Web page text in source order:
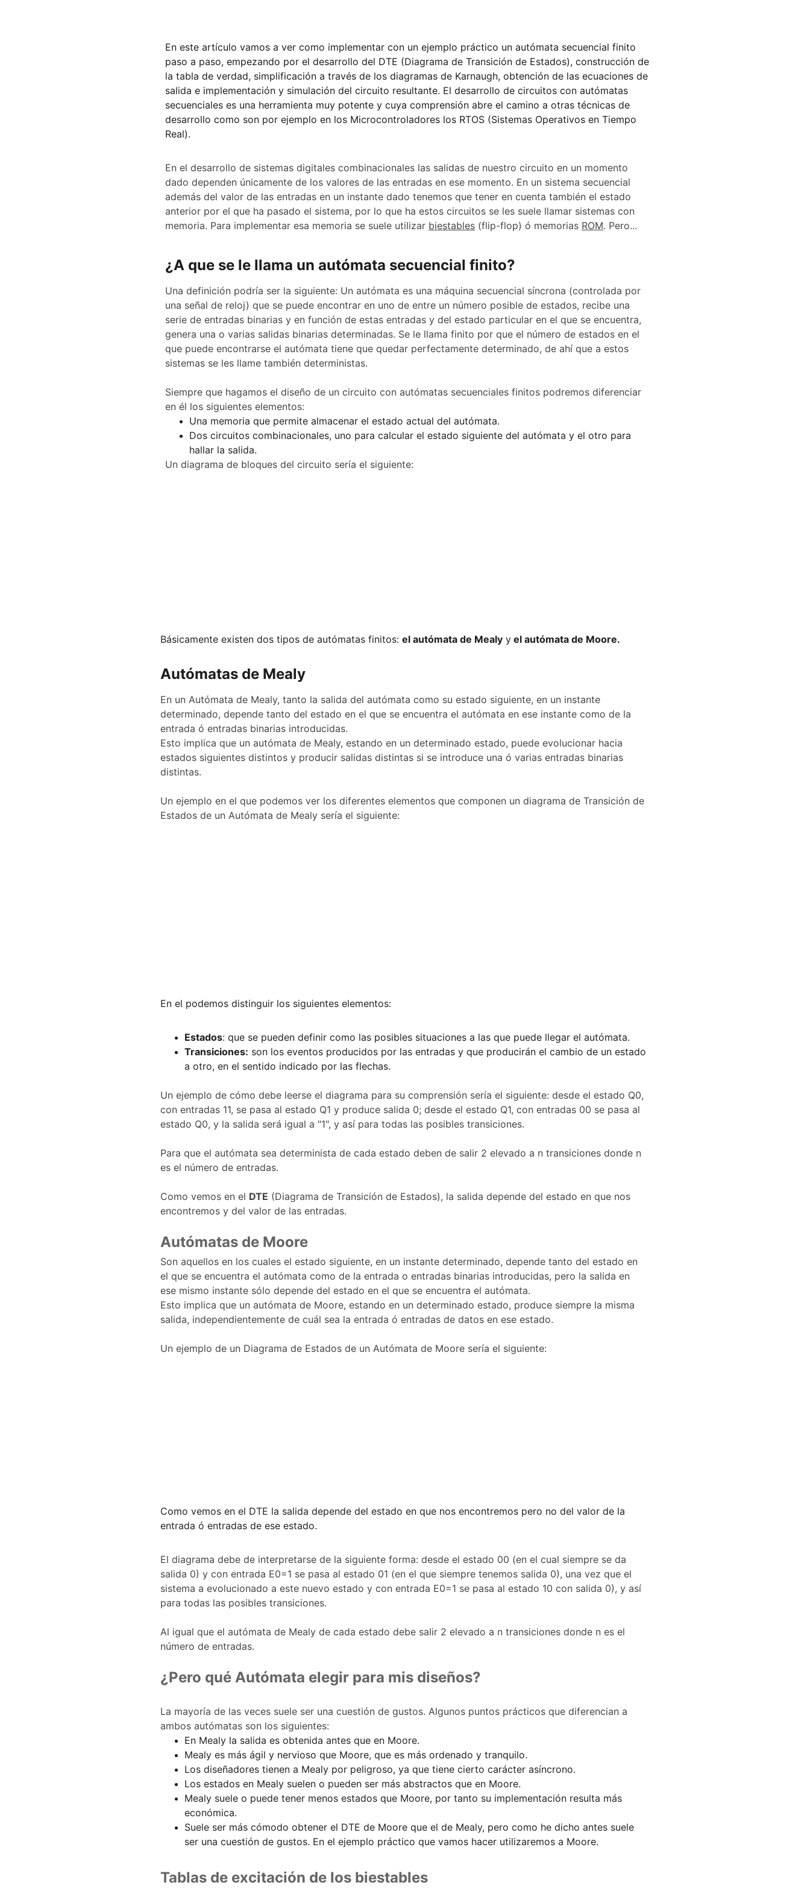
En este artículo vamos a ver como implementar con un ejemplo práctico un autómata secuencial finito
paso a paso, empezando por el desarrollo del DTE (Diagrama de Transición de Estados), construcción de
la tabla de verdad, simplificación a través de los diagramas de Karnaugh, obtención de las ecuaciones de
salida e implementación y simulación del circuito resultante. El desarrollo de circuitos con autómatas
secuenciales es una herramienta muy potente y cuya comprensión abre el camino a otras técnicas de
desarrollo como son por ejemplo en los Microcontroladores los RTOS (Sistemas Operativos en Tiempo
Real).
En el desarrollo de sistemas digitales combinacionales las salidas de nuestro circuito en un momento
dado dependen únicamente de los valores de las entradas en ese momento. En un sistema secuencial
además del valor de las entradas en un instante dado tenemos que tener en cuenta también el estado
anterior por el que ha pasado el sistema, por lo que ha estos circuitos se les suele llamar sistemas con
memoria. Para implementar esa memoria se suele utilizar biestables (flip-flop) ó memorias ROM. Pero...
¿A que se le llama un autómata secuencial finito?
Una definición podría ser la siguiente: Un autómata es una máquina secuencial síncrona (controlada por
una señal de reloj) que se puede encontrar en uno de entre un número posible de estados, recibe una
serie de entradas binarias y en función de estas entradas y del estado particular en el que se encuentra,
genera una o varias salidas binarias determinadas. Se le llama finito por que el número de estados en el
que puede encontrarse el autómata tiene que quedar perfectamente determinado, de ahí que a estos
sistemas se les llame también deterministas.
Siempre que hagamos el diseño de un circuito con autómatas secuenciales finitos podremos diferenciar
en él los siguientes elementos:
Una memoria que permite almacenar el estado actual del autómata.
Dos circuitos combinacionales, uno para calcular el estado siguiente del autómata y el otro para
hallar la salida.
Un diagrama de bloques del circuito sería el siguiente:
Básicamente existen dos tipos de autómatas finitos: el autómata de Mealy y el autómata de Moore.
Autómatas de Mealy
En un Autómata de Mealy, tanto la salida del autómata como su estado siguiente, en un instante
determinado, depende tanto del estado en el que se encuentra el autómata en ese instante como de la
entrada ó entradas binarias introducidas.
Esto implica que un autómata de Mealy, estando en un determinado estado, puede evolucionar hacia
estados siguientes distintos y producir salidas distintas si se introduce una ó varias entradas binarias
distintas.
Un ejemplo en el que podemos ver los diferentes elementos que componen un diagrama de Transición de
Estados de un Autómata de Mealy sería el siguiente:
En el podemos distinguir los siguientes elementos:
Estados: que se pueden definir como las posibles situaciones a las que puede llegar el autómata.
Transiciones: son los eventos producidos por las entradas y que producirán el cambio de un estado
a otro, en el sentido indicado por las flechas.
Un ejemplo de cómo debe leerse el diagrama para su comprensión sería el siguiente: desde el estado Q0,
con entradas 11, se pasa al estado Q1 y produce salida 0; desde el estado Q1, con entradas 00 se pasa al
estado Q0, y la salida será igual a "1", y así para todas las posibles transiciones.
Para que el autómata sea determinista de cada estado deben de salir 2 elevado a n transiciones donde n
es el número de entradas.
Como vemos en el DTE (Diagrama de Transición de Estados), la salida depende del estado en que nos
encontremos y del valor de las entradas.
Autómatas de Moore
Son aquellos en los cuales el estado siguiente, en un instante determinado, depende tanto del estado en
el que se encuentra el autómata como de la entrada o entradas binarias introducidas, pero la salida en
ese mismo instante sólo depende del estado en el que se encuentra el autómata.
Esto implica que un autómata de Moore, estando en un determinado estado, produce siempre la misma
salida, independientemente de cuál sea la entrada ó entradas de datos en ese estado.
Un ejemplo de un Diagrama de Estados de un Autómata de Moore sería el siguiente:
Como vemos en el DTE la salida depende del estado en que nos encontremos pero no del valor de la
entrada ó entradas de ese estado.
El diagrama debe de interpretarse de la siguiente forma: desde el estado 00 (en el cual siempre se da
salida 0) y con entrada E0=1 se pasa al estado 01 (en el que siempre tenemos salida 0), una vez que el
sistema a evolucionado a este nuevo estado y con entrada E0=1 se pasa al estado 10 con salida 0), y así
para todas las posibles transiciones.
Al igual que el autómata de Mealy de cada estado debe salir 2 elevado a n transiciones donde n es el
número de entradas.
¿Pero qué Autómata elegir para mis diseños?
La mayoría de las veces suele ser una cuestión de gustos. Algunos puntos prácticos que diferencian a
ambos autómatas son los siguientes:
En Mealy la salida es obtenida antes que en Moore.
Mealy es más ágil y nervioso que Moore, que es más ordenado y tranquilo.
Los diseñadores tienen a Mealy por peligroso, ya que tiene cierto carácter asíncrono.
Los estados en Mealy suelen o pueden ser más abstractos que en Moore.
Mealy suele o puede tener menos estados que Moore, por tanto su implementación resulta más
económica.
Suele ser más cómodo obtener el DTE de Moore que el de Mealy, pero como he dicho antes suele
ser una cuestión de gustos. En el ejemplo práctico que vamos hacer utilizaremos a Moore.
Tablas de excitación de los biestables